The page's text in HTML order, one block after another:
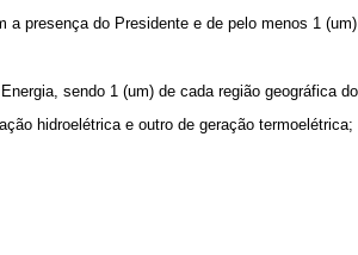
presença do Presidente e de pelo menos 1
sendo 1 (um) de cada região geográfica
hidroelétrica e outro de geração termoelétrica;